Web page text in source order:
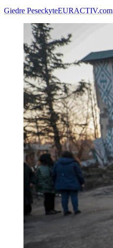
Giedre PeseckyteEURACTIV.com